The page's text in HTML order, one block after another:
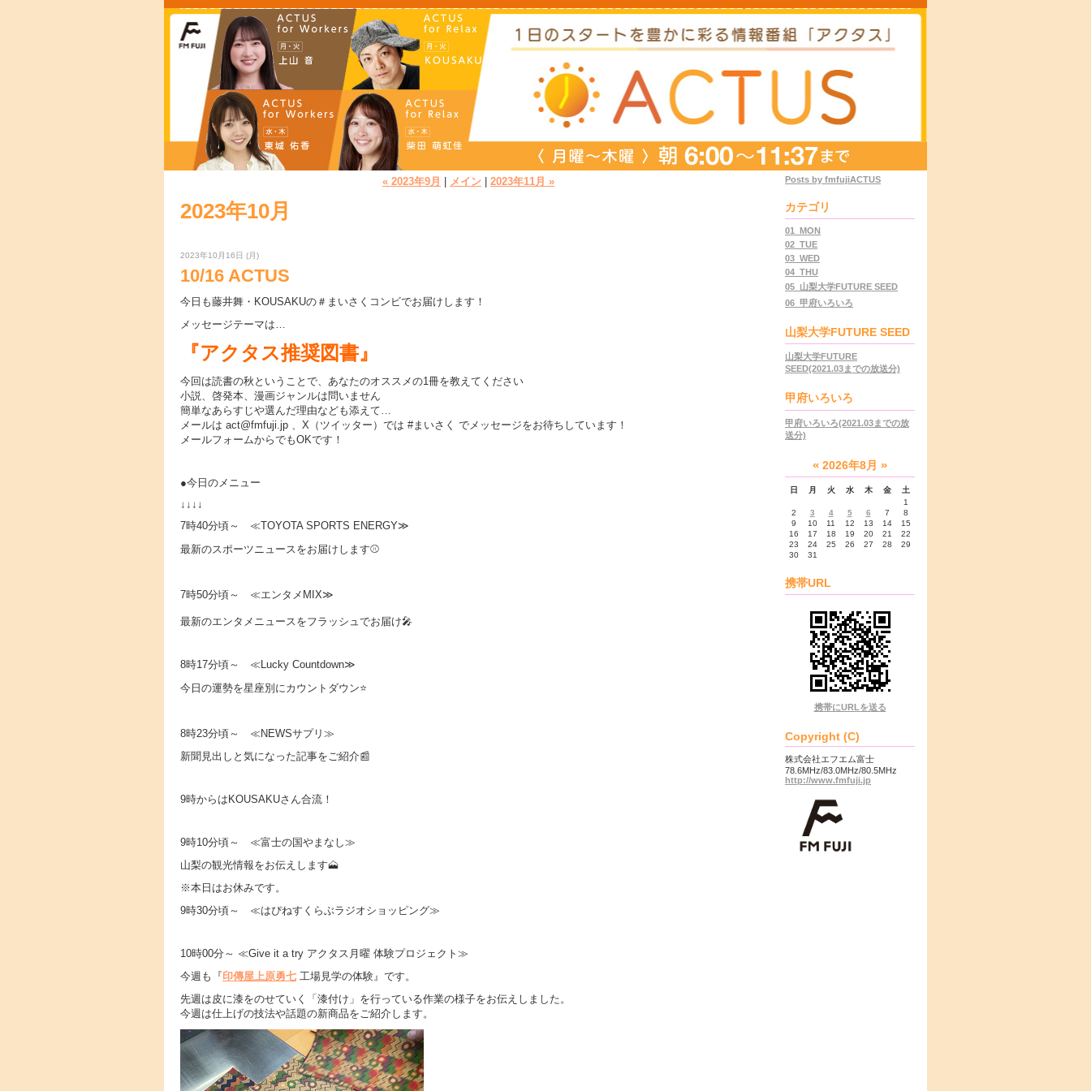
« 2023年9月 メイン 2023年11月 »
2023年10月
2023年10月16日 (月)
10/16 ACTUS
今日も藤井舞・KOUSAKUの＃まいさくコンビでお届けします！
メッセージテーマは…
『アクタス推奨図書』
今回は読書の秋ということで、あなたのオススメの1冊を教えてください
小説、啓発本、漫画ジャンルは問いません
簡単なあらすじや選んだ理由なども添えて…
メールは act@fmfuji.jp 、X（ツイッター）では #まいさく でメッセージをお待ちしています！
メールフォームからでもOKです！
●今日のメニュー
↓↓↓↓
7時40分頃～ ≪TOYOTA SPORTS ENERGY≫
最新のスポーツニュースをお届けします⚾
7時50分頃～ ≪エンタメMIX≫
最新のエンタメニュースをフラッシュでお届け🎤
8時17分頃～ ≪Lucky Countdown≫
今日の運勢を星座別にカウントダウン⭐
8時23分頃～ ≪NEWSサプリ≫
新聞見出しと気になった記事をご紹介📰
9時からはKOUSAKUさん合流！
9時10分頃～ ≪富士の国やまなし≫
山梨の観光情報をお伝えします🗻
※本日はお休みです。
9時30分頃～ ≪はぴねすくらぶラジオショッピング≫
10時00分～ ≪Give it a try アクタス月曜 体験プロジェクト≫
今週も『印傳屋上原勇七 工場見学の体験』です。
先週は皮に漆をのせていく「漆付け」を行っている作業の様子をお伝えしました。
今週は仕上げの技法や話題の新商品をご紹介します。
Posts by fmfujiACTUS
カテゴリ
01_MON
02_TUE
03_WED
04_THU
05_山梨大学FUTURE SEED
06_甲府いろいろ
山梨大学FUTURE SEED
山梨大学FUTURE
SEED(2021.03までの放送分)
甲府いろいろ
甲府いろいろ(2021.03までの放
送分)
« 2026年8月 »
日 月 火 水 木 金
土
1
2
3 4 5 6 7
8
9
10 11 12 13 14
15
16
17 18 19 20 21
22
23
24 25 26 27 28
29
30
31
携帯URL
携帯にURLを送る
Copyright (C)
株式会社エフエム富士
78.6MHz/83.0MHz/80.5MHz
http://www.fmfuji.jp